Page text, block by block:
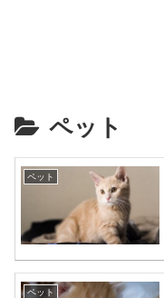
ペット
ペット
ペット